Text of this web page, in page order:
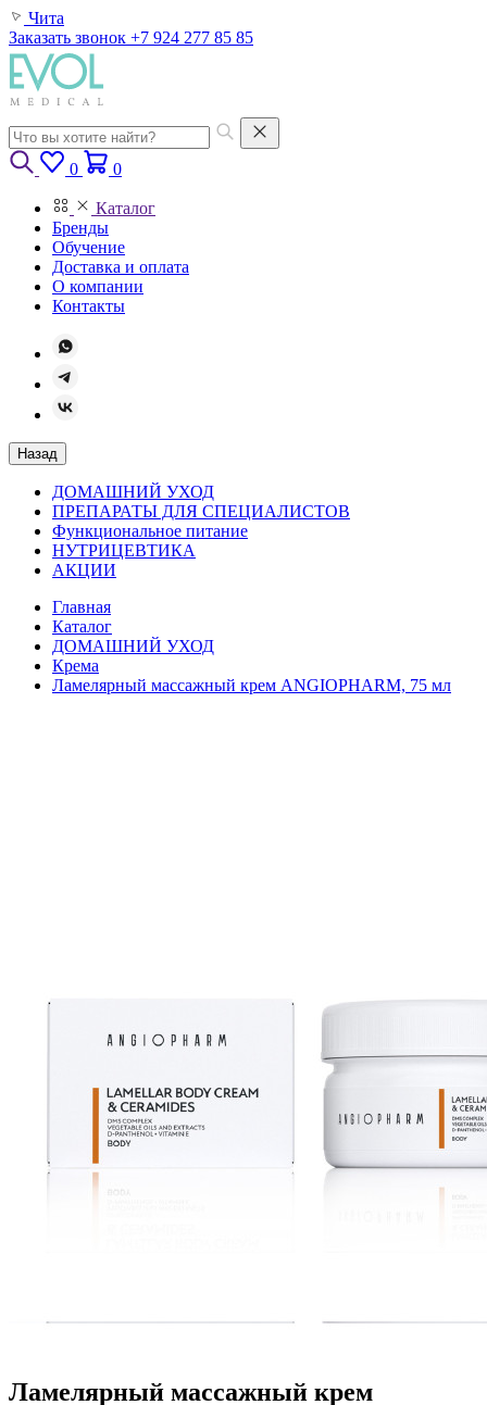
Чита
Заказать звонок +7 924 277 85 85
0 0
Каталог
Бренды
Обучение
Доставка и оплата
О компании
Контакты
Назад
ДОМАШНИЙ УХОД
ПРЕПАРАТЫ ДЛЯ СПЕЦИАЛИСТОВ
Функциональное питание
НУТРИЦЕВТИКА
АКЦИИ
Главная
Каталог
ДОМАШНИЙ УХОД
Крема
Ламелярный массажный крем ANGIOPHARM, 75 мл
Ламелярный массажный крем